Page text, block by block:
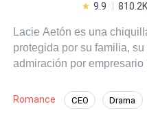
9.9
Lacie Aetón es una
protegida por su familia,
admiración por empresario Renaldo Alessandro Ferrari,
equivocada entra a su
Romance CEO Drama